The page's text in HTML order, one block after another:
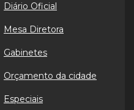
Diário Oficial
Mesa Diretora
Gabinetes
Orçamento da cidade
Especiais